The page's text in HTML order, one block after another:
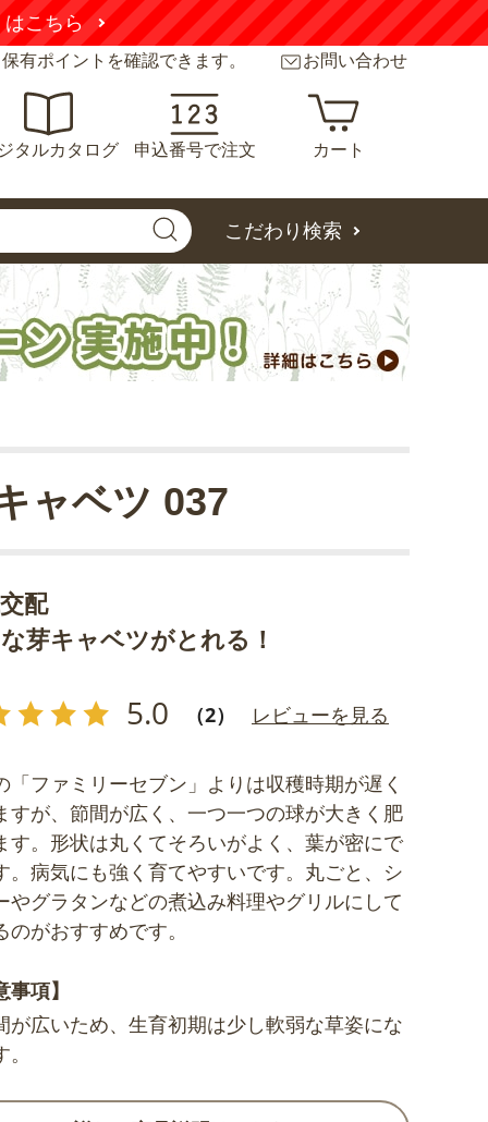
はこちら
有ポイントを確認できます。 お問い合わせ
タルカタログ 申込番号で注文 カート
こだわり検索
交配
芽キャベツがとれる！
5.0 （2） レビューを見る
ャベツ 037
「ファミリーセブン」よりは収穫時期が遅く
すが、節間が広く、一つ一つの球が大きく肥
す。形状は丸くてそろいがよく、葉が密にで
。病気にも強く育てやすいです。丸ごと、シ
やグラタンなどの煮込み料理やグリルにして
のがおすすめです。
事項】
が広いため、生育初期は少し軟弱な草姿にな
。